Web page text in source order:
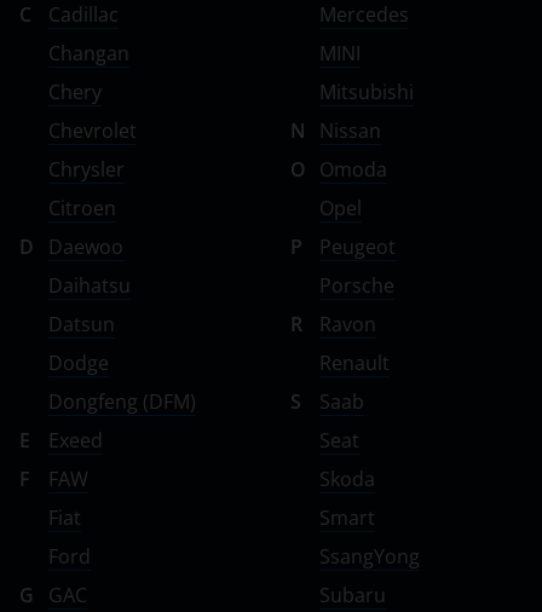
C
Cadillac
Changan
Chery
Chevrolet
Chrysler
Citroen
D
Daewoo
Daihatsu
Datsun
Dodge
Dongfeng (DFM)
E
Exeed
F
FAW
Fiat
Ford
G
GAC
Mercedes
MINI
Mitsubishi
N
Nissan
O
Omoda
Opel
P
Peugeot
Porsche
R
Ravon
Renault
S
Saab
Seat
Skoda
Smart
SsangYong
Subaru